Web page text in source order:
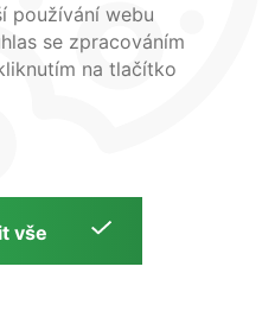
518/16, Brno
používání webu
se zpracováním
na tlačítko